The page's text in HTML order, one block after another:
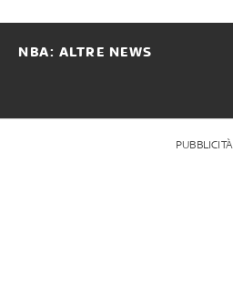
NBA: ALTRE NEWS
PUBBLICITÀ